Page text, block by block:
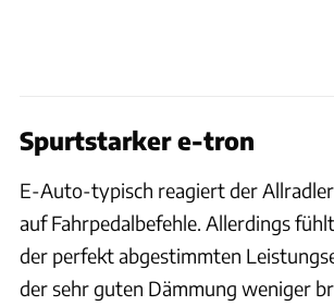
Spurtstarker e-tron
E-Auto-typisch reagiert der
auf Fahrpedalbefehle. Allerdings
der perfekt abgestimmten
der sehr guten Dämmung weniger